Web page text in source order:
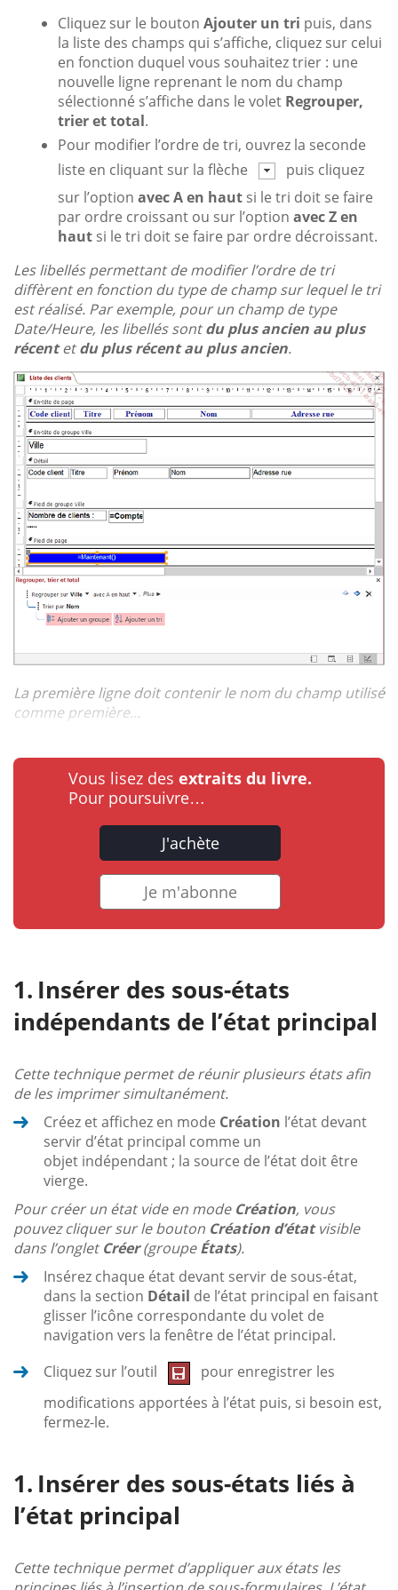
Cliquez sur le bouton Ajouter un tri puis, dans
la liste des champs qui s’affiche, cliquez sur celui
en fonction duquel vous souhaitez trier : une
nouvelle ligne reprenant le nom du champ
sélectionné s’affiche dans le volet Regrouper,
trier et total.
Pour modifier l’ordre de tri, ouvrez la seconde
liste en cliquant sur la flèche
puis cliquez
sur l’option avec A en haut si le tri doit se faire
par ordre croissant ou sur l’option avec Z en
haut si le tri doit se faire par ordre décroissant.
Les libellés permettant de modifier l’ordre de tri
diffèrent en fonction du type de champ sur lequel le tri
est réalisé. Par exemple, pour un champ de type
Date/Heure, les libellés sontdu plus ancien au plus
récentetdu plus récent au plus ancien.
La première ligne doit contenir le nom du champ utilisé
comme première...
Vous lisez des extraits du livre.
Pour poursuivre…
J'achète
Je m'abonne
Insérer des sous-états
indépendants de l’état principal
Cette technique permet de réunir plusieurs états afin
de les imprimer simultanément.
Créez et affichez en mode Création l’état devant
servir d’état principal comme un
objet indépendant ; la source de l’état doit être
vierge.
Pour créer un état vide en mode Création, vous
pouvez cliquer sur le bouton Création d’étatvisible
dans l’ongletCréer(groupeÉtats).
Insérez chaque état devant servir de sous-état,
dans la section Détail de l’état principal en faisant
glisser l’icône correspondante du volet de
navigation vers la fenêtre de l’état principal.
Cliquez sur l’outil
pour enregistrer les
modifications apportées à l’état puis, si besoin est,
fermez-le.
Insérer des sous-états liés à
l’état principal
Cette technique permet d’appliquer aux états les